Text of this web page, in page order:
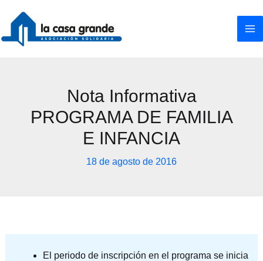
contenido
Nota Informativa
PROGRAMA DE FAMILIA
E INFANCIA
18 de agosto de 2016
El periodo de inscripción en el programa se inicia